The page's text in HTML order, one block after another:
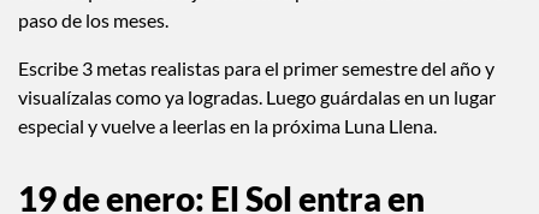
La energía favorece temas de trabajo, dinero, estudios,
crecimiento personal y proyectos que requieren constancia.
Todo lo que inicies bajo esta Luna puede tomar fuerza con el
paso de los meses.
visualízalas como ya logradas. Luego guárdalas en un lugar